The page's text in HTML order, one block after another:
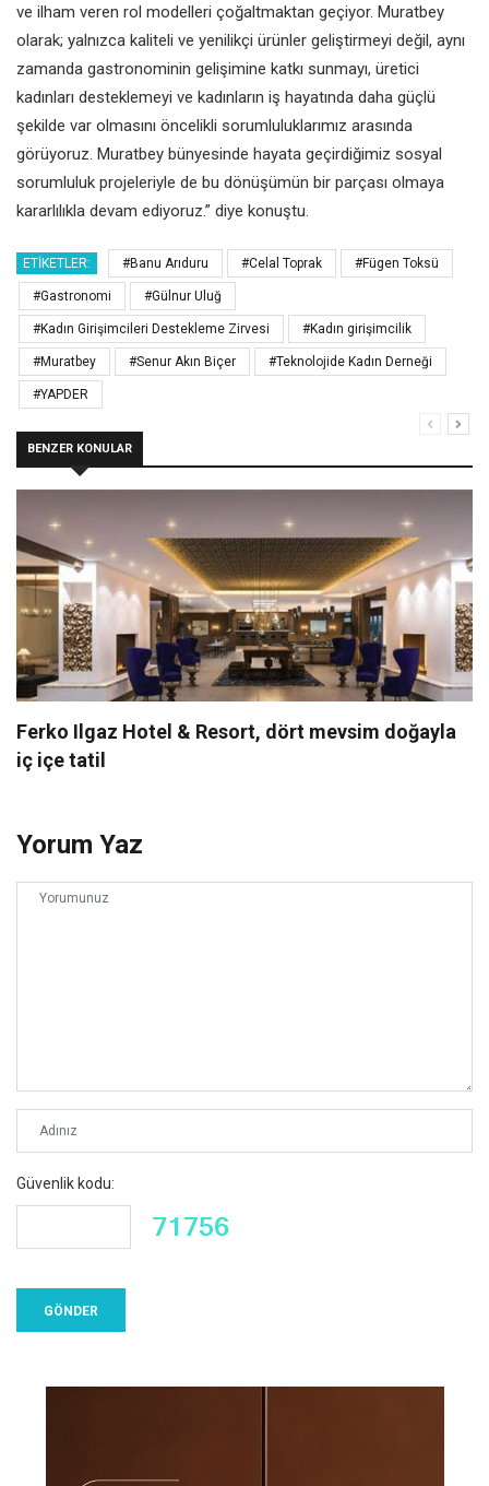
ve ilham veren rol modelleri çoğaltmaktan geçiyor. Muratbey
olarak; yalnızca kaliteli ve yenilikçi ürünler geliştirmeyi değil, aynı
zamanda gastronominin gelişimine katkı sunmayı, üretici
kadınları desteklemeyi ve kadınların iş hayatında daha güçlü
şekilde var olmasını öncelikli sorumluluklarımız arasında
görüyoruz. Muratbey bünyesinde hayata geçirdiğimiz sosyal
sorumluluk projeleriyle de bu dönüşümün bir parçası olmaya
kararlılıkla devam ediyoruz.” diye konuştu.
ETIKETLER: #Banu Arıduru #Celal Toprak #Fügen Toksü
#Gastronomi #Gülnur Uluğ
#Kadın Girişimcileri Destekleme Zirvesi #Kadın girişimcilik
#Muratbey #Senur Akın Biçer #Teknolojide Kadın Derneği
#YAPDER
BENZER KONULAR
Ferko Ilgaz Hotel & Resort, dört mevsim doğayla
iç içe tatil
Yorum Yaz
Güvenlik kodu: